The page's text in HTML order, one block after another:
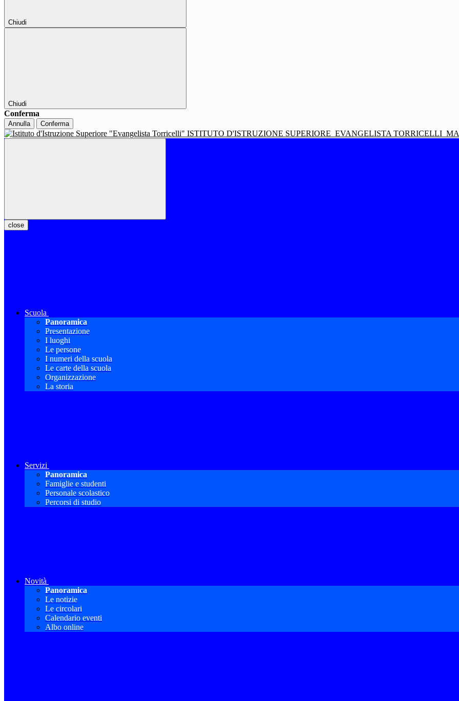
Chiudi
Chiudi
Conferma
Annulla Conferma
ISTITUTO D'ISTRUZIONE SUPERIORE EVANGELISTA TORRICELLI
close
Scuola
Panoramica
Presentazione
I luoghi
Le persone
I numeri della scuola
Le carte della scuola
Organizzazione
La storia
Servizi
Panoramica
Famiglie e studenti
Personale scolastico
Percorsi di studio
Novità
Panoramica
Le notizie
Le circolari
Calendario eventi
Albo online